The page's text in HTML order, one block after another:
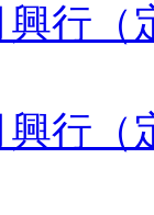
興行
興行